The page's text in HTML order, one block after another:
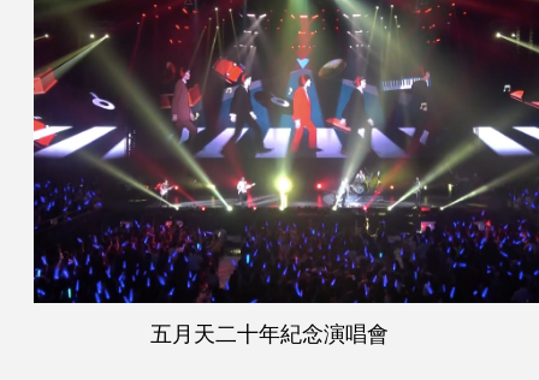
五月天二十年紀念演唱會